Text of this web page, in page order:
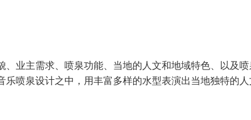
业主需求、喷泉功能、当地的人文和地域特色、以及
泉设计之中，用丰富多样的水型表演出当地独特的